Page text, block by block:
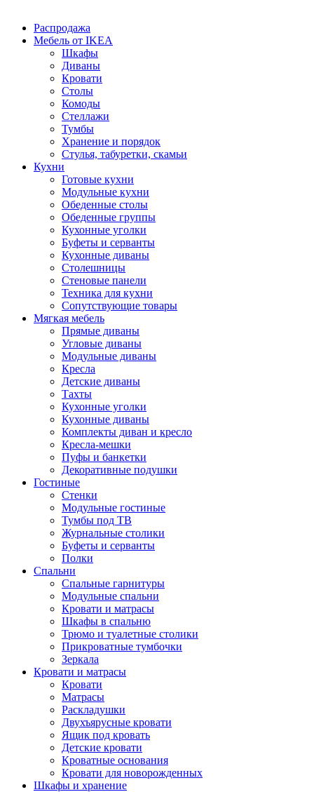
Распродажа
Мебель от IKEA
Шкафы
Диваны
Кровати
Столы
Комоды
Стеллажи
Тумбы
Хранение и порядок
Стулья, табуретки, скамьи
Кухни
Готовые кухни
Модульные кухни
Обеденные столы
Обеденные группы
Кухонные уголки
Буфеты и серванты
Кухонные диваны
Столешницы
Стеновые панели
Техника для кухни
Сопутствующие товары
Мягкая мебель
Прямые диваны
Угловые диваны
Модульные диваны
Кресла
Детские диваны
Тахты
Кухонные уголки
Кухонные диваны
Комплекты диван и кресло
Кресла-мешки
Пуфы и банкетки
Декоративные подушки
Гостиные
Стенки
Модульные гостиные
Тумбы под ТВ
Журнальные столики
Буфеты и серванты
Полки
Спальни
Спальные гарнитуры
Модульные спальни
Кровати и матрасы
Шкафы в спальню
Трюмо и туалетные столики
Прикроватные тумбочки
Зеркала
Кровати и матрасы
Кровати
Матрасы
Раскладушки
Двухъярусные кровати
Ящик под кровать
Детские кровати
Кроватные основания
Кровати для новорожденных
Шкафы и хранение